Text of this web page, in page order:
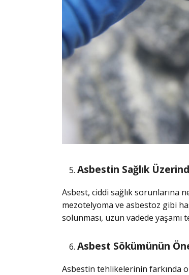
Asbestin Sağlık
Asbest, ciddi sağlık sorunlarına
mezotelyoma ve asbestoz gibi
solunması, uzun vadede
Asbest Sökümünün
Asbestin tehlikelerinin farkında